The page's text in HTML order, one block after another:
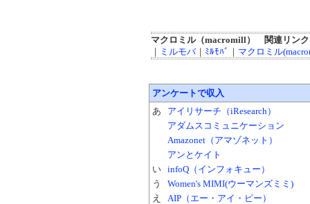
マクロミル（macromill） 関連リン
｜ ミルモバ｜ ﾐﾙﾓﾊﾞ ｜ マクロミル
アンケートで収入
あ
アイリサーチ（iResearch）
アダムスコミュニケーション
Amazonet（アマゾネット）
アンとケイト
い infoQ（インフォキュー）
う
Women's MIMI(ウーマンズミミ)
え
AIP（エー・アイ・ピー）